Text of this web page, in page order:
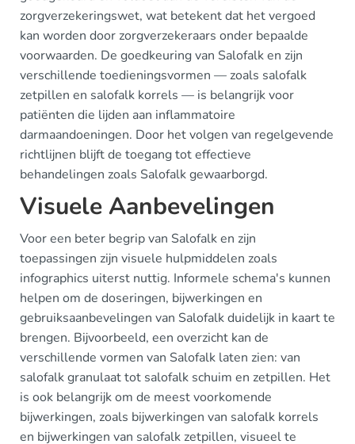
zorgverzekeringswet, wat betekent dat het vergoed
kan worden door zorgverzekeraars onder bepaalde
voorwaarden. De goedkeuring van Salofalk en zijn
verschillende toedieningsvormen — zoals salofalk
zetpillen en salofalk korrels — is belangrijk voor
patiënten die lijden aan inflammatoire
darmaandoeningen. Door het volgen van regelgevende
richtlijnen blijft de toegang tot effectieve
behandelingen zoals Salofalk gewaarborgd.
Visuele Aanbevelingen
Voor een beter begrip van Salofalk en zijn
toepassingen zijn visuele hulpmiddelen zoals
infographics uiterst nuttig. Informele schema's kunnen
helpen om de doseringen, bijwerkingen en
gebruiksaanbevelingen van Salofalk duidelijk in kaart te
brengen. Bijvoorbeeld, een overzicht kan de
verschillende vormen van Salofalk laten zien: van
salofalk granulaat tot salofalk schuim en zetpillen. Het
is ook belangrijk om de meest voorkomende
bijwerkingen, zoals bijwerkingen van salofalk korrels
en bijwerkingen van salofalk zetpillen, visueel te